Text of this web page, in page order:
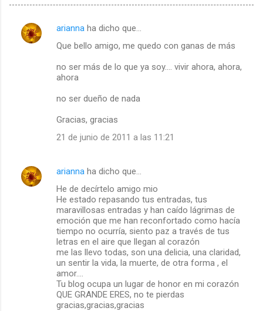
C
o
arianna ha dicho que…
Que bello amigo, me quedo con ganas de más
no ser más de lo que ya soy.... vivir ahora, ahora,
ahora
no ser dueño de nada
Gracias, gracias
21 de junio de 2011 a las 11:21
arianna ha dicho que…
He de decírtelo amigo mio
He estado repasando tus entradas, tus
maravillosas entradas y han caído lágrimas de
emoción que me han reconfortado como hacía
tiempo no ocurría, siento paz a través de tus
letras en el aire que llegan al corazón
me las llevo todas, son una delicia, una claridad,
un sentir la vida, la muerte, de otra forma , el
amor....
Tu blog ocupa un lugar de honor en mi corazón
QUE GRANDE ERES, no te pierdas
gracias,gracias,gracias